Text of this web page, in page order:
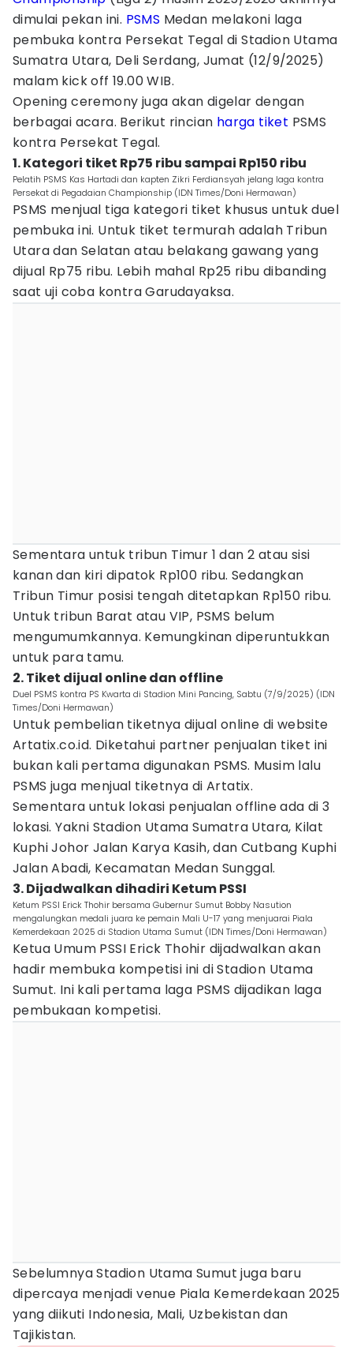
dimulai pekan ini. PSMS Medan melakoni laga
pembuka kontra Persekat Tegal di Stadion Utama
Sumatra Utara, Deli Serdang, Jumat (12/9/2025)
malam kick off 19.00 WIB.
Opening ceremony juga akan digelar dengan
berbagai acara. Berikut rincian harga tiket PSMS
kontra Persekat Tegal.
1. Kategori tiket Rp75 ribu sampai Rp150 ribu
Pelatih PSMS Kas Hartadi dan kapten Zikri Ferdiansyah jelang laga kontra
Persekat di Pegadaian Championship (IDN Times/Doni Hermawan)
PSMS menjual tiga kategori tiket khusus untuk duel
pembuka ini. Untuk tiket termurah adalah Tribun
Utara dan Selatan atau belakang gawang yang
dijual Rp75 ribu. Lebih mahal Rp25 ribu dibanding
saat uji coba kontra Garudayaksa.
Sementara untuk tribun Timur 1 dan 2 atau sisi
kanan dan kiri dipatok Rp100 ribu. Sedangkan
Tribun Timur posisi tengah ditetapkan Rp150 ribu.
Untuk tribun Barat atau VIP, PSMS belum
mengumumkannya. Kemungkinan diperuntukkan
untuk para tamu.
2. Tiket dijual online dan offline
Duel PSMS kontra PS Kwarta di Stadion Mini Pancing, Sabtu (7/9/2025) (IDN
Times/Doni Hermawan)
Untuk pembelian tiketnya dijual online di website
Artatix.co.id. Diketahui partner penjualan tiket ini
bukan kali pertama digunakan PSMS. Musim lalu
PSMS juga menjual tiketnya di Artatix.
Sementara untuk lokasi penjualan offline ada di 3
lokasi. Yakni Stadion Utama Sumatra Utara, Kilat
Kuphi Johor Jalan Karya Kasih, dan Cutbang Kuphi
Jalan Abadi, Kecamatan Medan Sunggal.
3. Dijadwalkan dihadiri Ketum PSSI
Ketum PSSI Erick Thohir bersama Gubernur Sumut Bobby Nasution
mengalungkan medali juara ke pemain Mali U-17 yang menjuarai Piala
Kemerdekaan 2025 di Stadion Utama Sumut (IDN Times/Doni Hermawan)
Ketua Umum PSSI Erick Thohir dijadwalkan akan
hadir membuka kompetisi ini di Stadion Utama
Sumut. Ini kali pertama laga PSMS dijadikan laga
pembukaan kompetisi.
Sebelumnya Stadion Utama Sumut juga baru
dipercaya menjadi venue Piala Kemerdekaan 2025
yang diikuti Indonesia, Mali, Uzbekistan dan
Tajikistan.